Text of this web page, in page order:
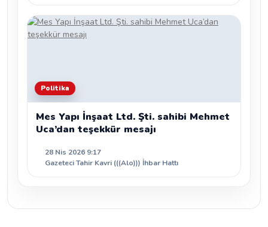
Politika
Mes Yapı İnşaat Ltd. Şti. sahibi Mehmet
Uca’dan teşekkür mesajı
28 Nis 2026 9:17
Gazeteci Tahir Kavri (((Alo))) İhbar Hattı